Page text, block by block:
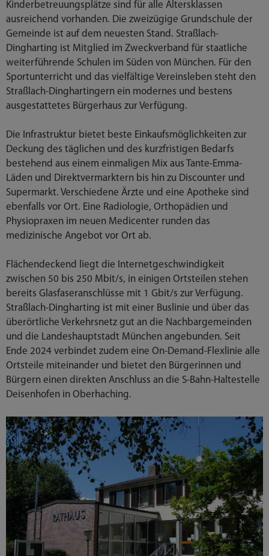
Kinderbetreuungsplätze sind für alle Altersklassen
ausreichend vorhanden. Die zweizügige Grundschule der
Gemeinde ist auf dem neuesten Stand. Straßlach-
Dingharting ist Mitglied im Zweckverband für staatliche
weiterführende Schulen im Süden von München. Für den
Sportunterricht und das vielfältige Vereinsleben steht den
Straßlach-Dinghartingern ein modernes und bestens
ausgestattetes Bürgerhaus zur Verfügung.
Die Infrastruktur bietet beste Einkaufsmöglichkeiten zur
Deckung des täglichen und des kurzfristigen Bedarfs
bestehend aus einem einmaligen Mix aus Tante-Emma-
Läden und Direktvermarktern bis hin zu Discounter und
Supermarkt. Verschiedene Ärzte und eine Apotheke sind
ebenfalls vor Ort. Eine Radiologie, Orthopädien und
Physiopraxen im neuen Medicenter runden das
medizinische Angebot vor Ort ab.
Flächendeckend liegt die Internetgeschwindigkeit
zwischen 50 bis 250 Mbit/s, in einigen Ortsteilen stehen
bereits Glasfaseranschlüsse mit 1 Gbit/s zur Verfügung.
Straßlach-Dingharting ist mit einer Buslinie und über das
überörtliche Verkehrsnetz gut an die Nachbargemeinden
und die Landeshauptstadt München angebunden. Seit
Ende 2024 verbindet zudem eine On-Demand-Flexlinie alle
Ortsteile miteinander und bietet den Bürgerinnen und
Bürgern einen direkten Anschluss an die S-Bahn-Haltestelle
Deisenhofen in Oberhaching.